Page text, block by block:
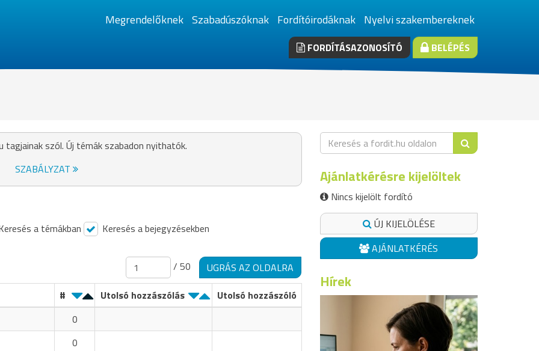
Megrendelőknek Szabadúszóknak Fordítóirodáknak Nyelvi szakembereknek
FORDÍTÁSAZONOSÍTÓ BELÉPÉS
szól. Új témák szabadon nyithatók.
SZABÁLYZAT
a témákban Keresés a bejegyzésekben
/ 50
UGRÁS AZ OLDALRA
# Utolsó hozzászólás
Utolsó hozzászóló
0
0
Ajánlatkérésre kijelöltek
Nincs kijelölt fordító
ÚJ KIJELÖLÉSE
AJÁNLATKÉRÉS
Hírek